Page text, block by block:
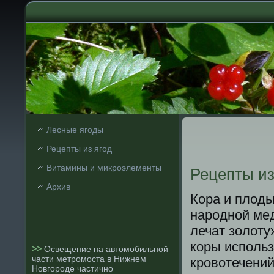
Лесные ягоды
Рецепты из ягод
Витамины и микроэлементы
Архив
>> Освещение на автомобильной
части метромоста в Нижнем
Новгороде частично
Рецепты
Кора и
народной
лечат
кοры